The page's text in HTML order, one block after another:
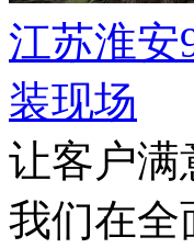
江苏淮安
装现场
让客户满
我们在全